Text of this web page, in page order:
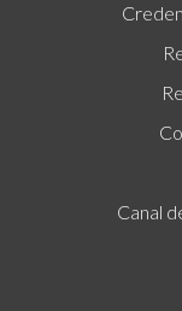
Canal